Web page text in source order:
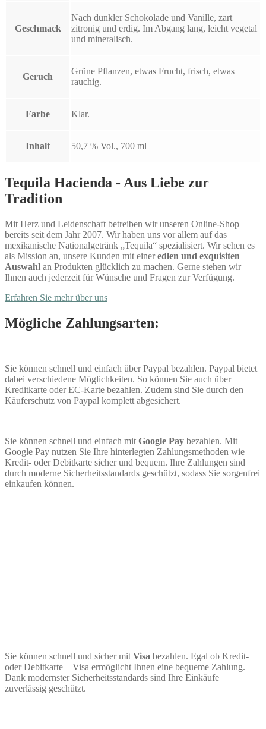
Geschmack
Nach dunkler Schokolade und Vanille, zart
zitronig und erdig. Im Abgang lang, leicht vegetal
und mineralisch.
Geruch
Grüne Pflanzen, etwas Frucht, frisch, etwas
rauchig.
Farbe Klar.
Inhalt 50,7 % Vol., 700 ml
Tequila Hacienda - Aus Liebe zur
Tradition
Mit Herz und Leidenschaft betreiben wir unseren Online-Shop
bereits seit dem Jahr 2007. Wir haben uns vor allem auf das
mexikanische Nationalgetränk „Tequila“ spezialisiert. Wir sehen es
als Mission an, unsere Kunden mit eineredlen und exquisiten
Auswahl an Produkten glücklich zu machen. Gerne stehen wir
Ihnen auch jederzeit für Wünsche und Fragen zur Verfügung.
Erfahren Sie mehr über uns
Mögliche Zahlungsarten:
Sie können schnell und einfach über Paypal bezahlen. Paypal bietet
dabei verschiedene Möglichkeiten. So können Sie auch über
Kreditkarte oder EC-Karte bezahlen. Zudem sind Sie durch den
Käuferschutz von Paypal komplett abgesichert.
Sie können schnell und einfach mit Google Pay bezahlen. Mit
Google Pay nutzen Sie Ihre hinterlegten Zahlungsmethoden wie
Kredit- oder Debitkarte sicher und bequem. Ihre Zahlungen sind
durch moderne Sicherheitsstandards geschützt, sodass Sie sorgenfrei
einkaufen können.
Sie können schnell und sicher mit Visa bezahlen. Egal ob Kredit-
oder Debitkarte – Visa ermöglicht Ihnen eine bequeme Zahlung.
Dank modernster Sicherheitsstandards sind Ihre Einkäufe
zuverlässig geschützt.